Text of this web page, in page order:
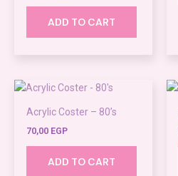
ADD TO CART
Acrylic Coster – 80’s
70,00 EGP
ADD TO CART